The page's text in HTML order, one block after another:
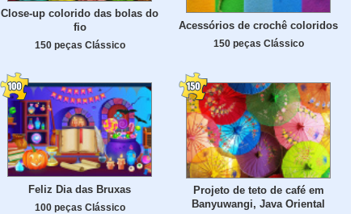
Close-up colorido das bolas do
fio
150 peças Clássico
Acessórios de crochê coloridos
150 peças Clássico
Feliz Dia das Bruxas
100 peças Clássico
Projeto de teto de café em
Banyuwangi, Java Oriental